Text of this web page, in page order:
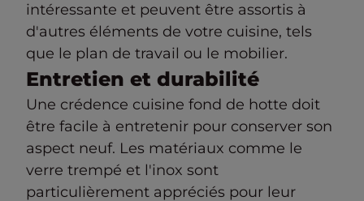
intéressante et peuvent être assortis à
d'autres éléments de votre cuisine, tels
que le plan de travail ou le mobilier.
Entretien et durabilité
Une crédence cuisine fond de hotte doit
être facile à entretenir pour conserver son
aspect neuf. Les matériaux comme le
verre trempé et l'inox sont
particulièrement appréciés pour leur